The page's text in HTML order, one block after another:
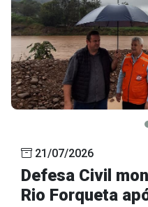
21/07/2026
Defesa Civil
Rio Forqueta